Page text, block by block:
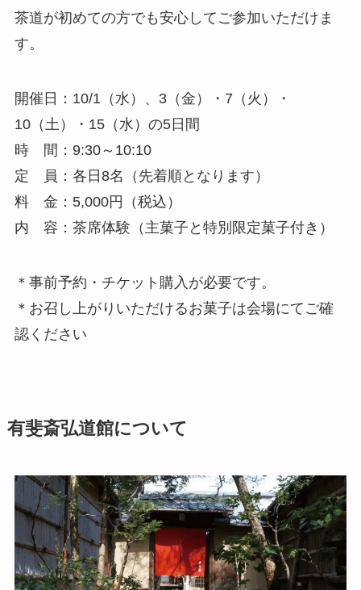
茶道が初めての方でも安心してご参加いただけま
す。
開催日：10/1（水）、3（金）・7（火）・
10（土）・15（水）の5日間
時 間：9:30～10:10
定 員：各日8名（先着順となります）
料 金：5,000円（税込）
内 容：茶席体験（主菓子と特別限定菓子付き）
＊事前予約・チケット購入が必要です。
＊お召し上がりいただけるお菓子は会場にてご確
認ください
有斐斎弘道館について